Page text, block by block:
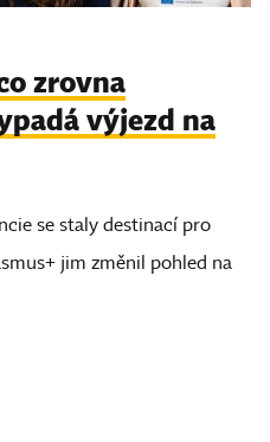
zrovna
výjezd na
se staly destinací pro
jim změnil pohled na